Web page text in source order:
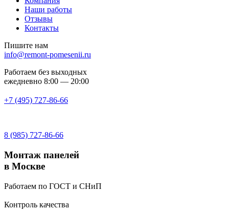
Наши работы
Отзывы
Контакты
Пишите нам
info@remont-pomesenii.ru
Работаем без выходных
ежедневно 8:00 — 20:00
+7 (495) 727-86-66
8 (985) 727-86-66
Монтаж панелей
в Москве
Работаем по ГОСТ и СНиП
Контроль качества